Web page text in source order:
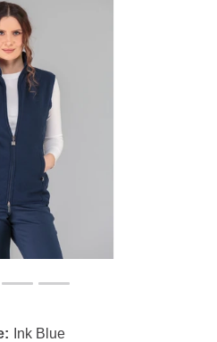
Ink Blue